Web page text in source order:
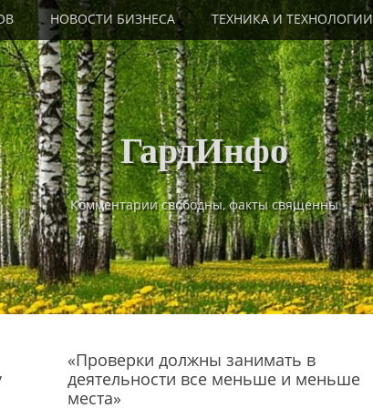
НОВОСТИ БИЗНЕСА ТЕХНИКА И ТЕХНОЛОГИИ
ГардИнфо
Комментарии свободны, факты священны
«Проверки должны занимать в
деятельности все меньше и меньше
места»